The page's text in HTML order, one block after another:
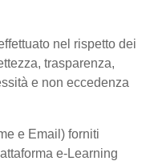
nel rispetto dei
trasparenza,
e non eccedenza
e Email) forniti
e-Learning